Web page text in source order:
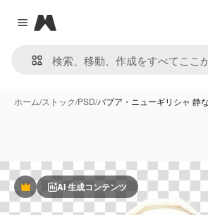
Close menu
Magnific
ホーム/ストック/PSD/パプア・ニューギリシャ 静
PremiumAI 生成コンテンツ